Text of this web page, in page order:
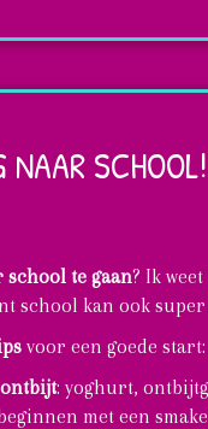
SCHOOL!
te gaan? Ik
school kan ook super
voor een goede start:
ontbijt: yoghurt,
met een